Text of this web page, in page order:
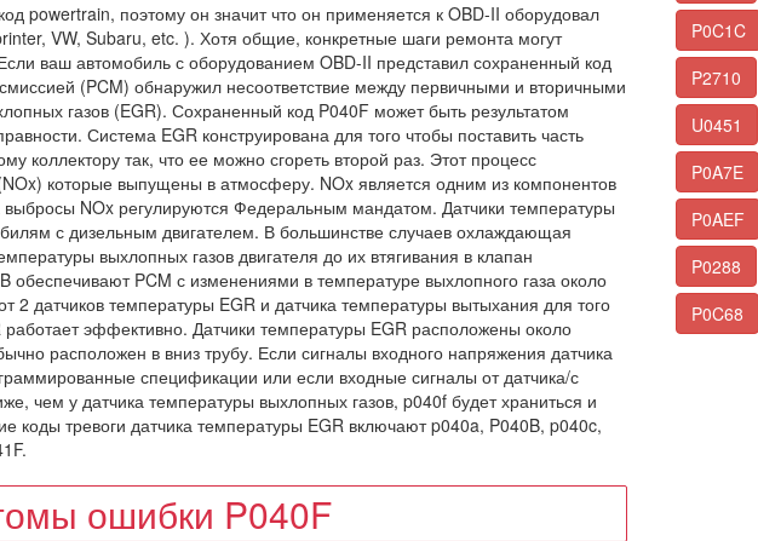
powertrain, поэтому он значит что он применяется к OBD-II оборудовал
VW, Subaru, etc. ). Хотя общие, конкретные шаги ремонта могут
ваш автомобиль с оборудованием OBD-II представил сохраненный код
(PCM) обнаружил несоответствие между первичными и вторичными
газов (EGR). Сохраненный код P040F может быть результатом
Система EGR конструирована для того чтобы поставить часть
коллектору так, что ее можно сгореть второй раз. Этот процесс
которые выпущены в атмосферу. NOx является одним из компонентов
NOx регулируются Федеральным мандатом. Датчики температуры
с дизельным двигателем. В большинстве случаев охлаждающая
выхлопных газов двигателя до их втягивания в клапан
PCM с изменениями в температуре выхлопного газа около
2 датчиков температуры EGR и датчика температуры вытыхания для того
эффективно. Датчики температуры EGR расположены около
расположен в вниз трубу. Если сигналы входного напряжения датчика
спецификации или если входные сигналы от датчика/с
чем у датчика температуры выхлопных газов, p040f будет храниться и
коды тревоги датчика температуры EGR включают p040a, P040B, p040c,
ошибки P040F
P0C1C
P2710
U0451
P0A7E
P0AEF
P0288
P0C68